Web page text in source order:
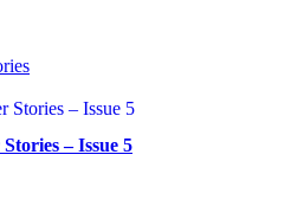
– Issue 5